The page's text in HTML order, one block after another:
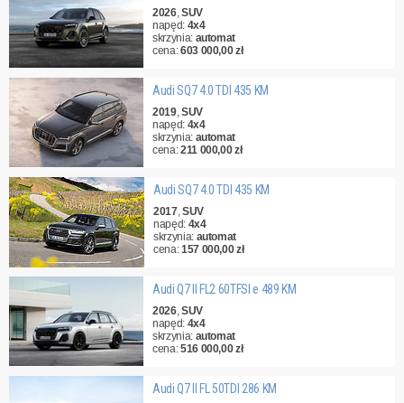
2026,SUV
napęd: 4x4
skrzynia: automat
cena:603 000,00 zł
Audi SQ7 4.0 TDI 435 KM
2019,SUV
napęd: 4x4
skrzynia: automat
cena:211 000,00 zł
Audi SQ7 4.0 TDI 435 KM
2017,SUV
napęd: 4x4
skrzynia: automat
cena:157 000,00 zł
Audi Q7 II FL2 60TFSI e 489 KM
2026,SUV
napęd: 4x4
skrzynia: automat
cena:516 000,00 zł
Audi Q7 II FL 50TDI 286 KM